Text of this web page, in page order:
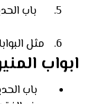
باب
مثل
ابواب
باب